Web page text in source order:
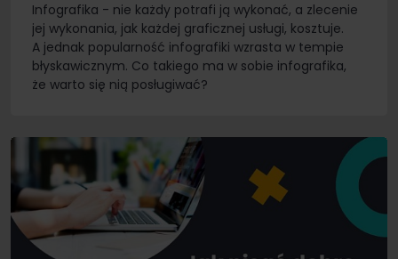
Infografika - nie każdy potrafi ją wykonać, a zlecenie
jej wykonania, jak każdej graficznej usługi, kosztuje.
A jednak popularność infografiki wzrasta w tempie
błyskawicznym. Co takiego ma w sobie infografika,
że warto się nią posługiwać?